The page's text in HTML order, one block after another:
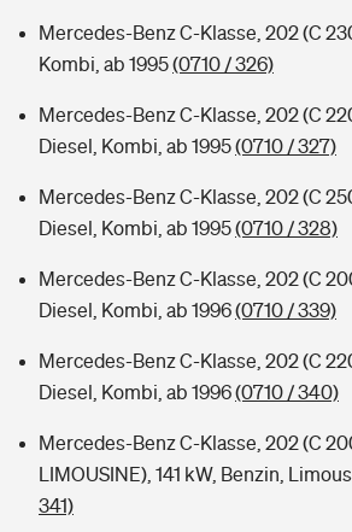
Mercedes-Benz C-Klasse, 202 (C
Kombi, ab 1995(0710 / 326)
Mercedes-Benz C-Klasse, 202 (C
Diesel, Kombi, ab 1995(0710 / 327)
Mercedes-Benz C-Klasse, 202 (C
Diesel, Kombi, ab 1995(0710 / 328)
Mercedes-Benz C-Klasse, 202 (C
Diesel, Kombi, ab 1996(0710 / 339)
Mercedes-Benz C-Klasse, 202 (C
Diesel, Kombi, ab 1996(0710 / 340)
Mercedes-Benz C-Klasse, 202 (C
LIMOUSINE), 141 kW, Benzin,
341)